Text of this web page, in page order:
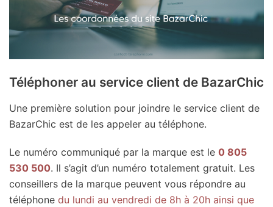
Téléphoner au service client de BazarChic
Une première solution pour joindre le service client de
BazarChic est de les appeler au téléphone.
Le numéro communiqué par la marque est le 0 805
530 500. Il s’agit d’un numéro totalement gratuit. Les
conseillers de la marque peuvent vous répondre au
téléphone du lundi au vendredi de 8h à 20h ainsi que